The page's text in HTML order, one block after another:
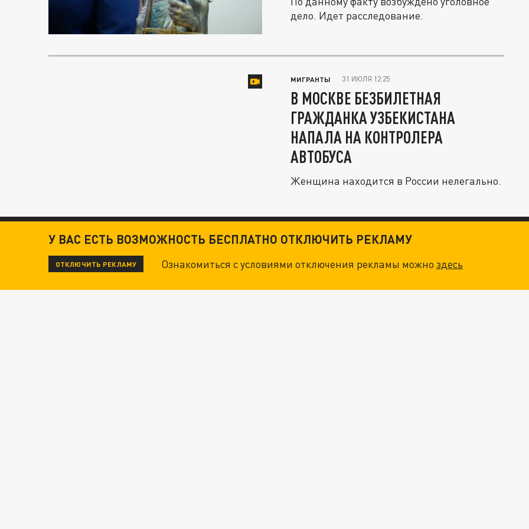
дело. Идет расследование.
МИГРАНТЫ 31 ИЮЛЯ 12:25
В МОСКВЕ БЕЗБИЛЕТНАЯ
ГРАЖДАНКА УЗБЕКИСТАНА
НАПАЛА НА КОНТРОЛЕРА
АВТОБУСА
Женщина находится в России нелегально.
У ВАС ЕСТЬ ВОЗМОЖНОСТЬ БЕСПЛАТНО ОТКЛЮЧИТЬ РЕКЛАМУ
ОТКЛЮЧИТЬ РЕКЛАМУ Ознакомиться с условиями отключения рекламы можноздесь